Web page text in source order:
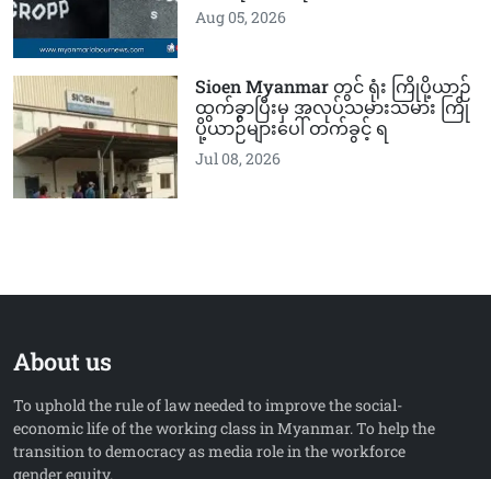
Aug 05, 2026
Sioen Myanmar တွင် ရုံး ကြိုပို့ယာဉ်
ထွက်ခွာပြီးမှ အလုပ်သမားသမား ကြို
ပို့ယာဉ်များပေါ် တက်ခွင့် ရ
Jul 08, 2026
About us
To uphold the rule of law needed to improve the social-
economic life of the working class in Myanmar. To help the
transition to democracy as media role in the workforce
gender equity.